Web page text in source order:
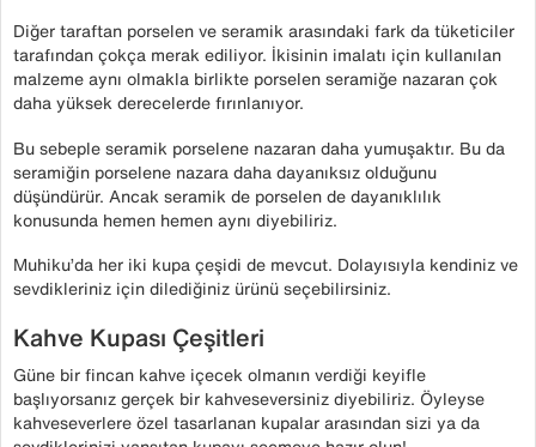
Diğer taraftan porselen ve seramik arasındaki fark da tüketiciler
tarafından çokça merak ediliyor. İkisinin imalatı için kullanılan
malzeme aynı olmakla birlikte porselen seramiğe nazaran çok
daha yüksek derecelerde fırınlanıyor.
Bu sebeple seramik porselene nazaran daha yumuşaktır. Bu da
seramiğin porselene nazara daha dayanıksız olduğunu
düşündürür. Ancak seramik de porselen de dayanıklılık
konusunda hemen hemen aynı diyebiliriz.
Muhiku’da her iki kupa çeşidi de mevcut. Dolayısıyla kendiniz ve
sevdikleriniz için dilediğiniz ürünü seçebilirsiniz.
Kahve Kupası Çeşitleri
Güne bir fincan kahve içecek olmanın verdiği keyifle
başlıyorsanız gerçek bir kahveseversiniz diyebiliriz. Öyleyse
kahveseverlere özel tasarlanan kupalar arasından sizi ya da